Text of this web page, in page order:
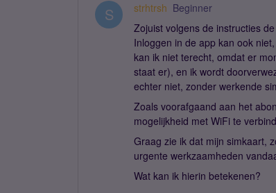
S strhtrsh Beginner
Zojuist volgens de instructies
Inloggen in de app kan ook
kan ik niet terecht, omdat er
staat er), en ik wordt
echter niet, zonder werkende
Zoals voorafgaand aan het
mogelijkheid met WiFi te
Graag zie ik dat mijn simkaart,
urgente werkzaamheden
Wat kan ik hierin betekenen?